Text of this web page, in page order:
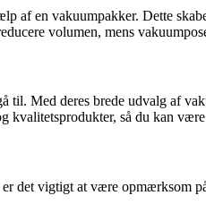
af en vakuumpakker. Dette
volumen, mens
Med deres brede udvalg af
kvalitetsprodukter, så du kan
det vigtigt at være opmærksom